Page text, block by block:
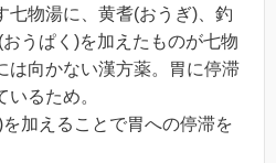
七物湯に、黄耆(おうぎ)、釣
うぱく)を加えたものが七物
は向かない漢方薬。胃に停滞
るため。
加えることで胃への停滞を